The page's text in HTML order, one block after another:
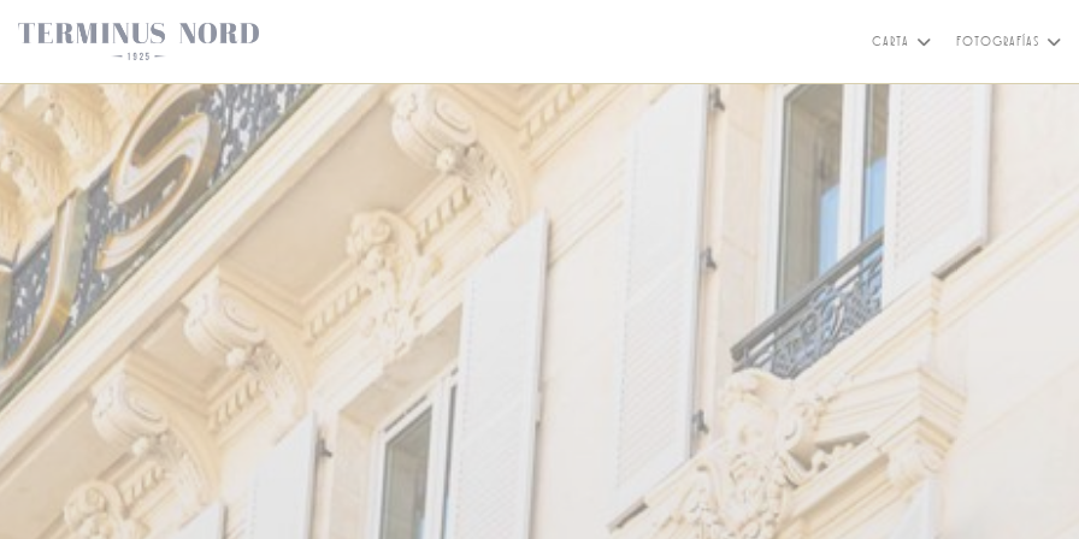
Personalización de sus opciones de cookies
CARTA FOTOGRAFÍAS